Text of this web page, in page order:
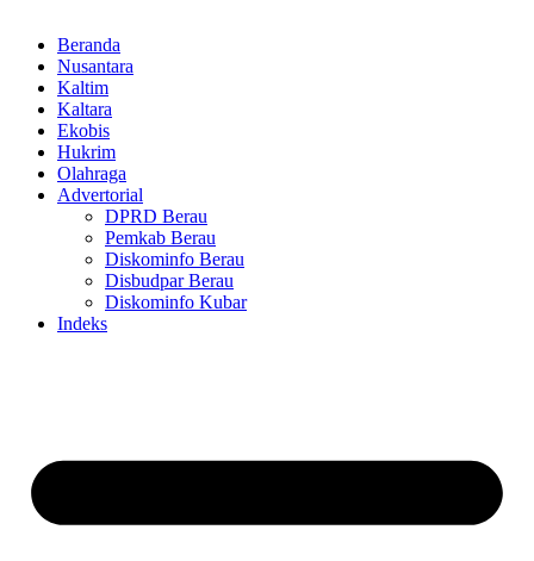
Beranda
Nusantara
Kaltim
Kaltara
Ekobis
Hukrim
Olahraga
Advertorial
DPRD Berau
Pemkab Berau
Diskominfo Berau
Disbudpar Berau
Diskominfo Kubar
Indeks